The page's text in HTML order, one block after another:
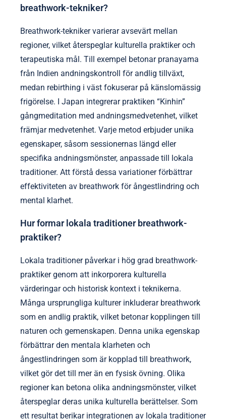
fokuserar på fysiologiska fördelar.
egenskaper, såsom specifika andningsmönster eller
ritualer kopplade till lokala sedvänjor. I vissa kulturer
ses breathwork som en gemensam aktivitet som
främjar sociala band, medan det i andra är en
ensam praktik som syftar till personlig tillväxt.
Att förstå dessa kulturella nyanser kan förbättra
effektiviteten av breathwork för ångestlindring och
mental klarhet, och anpassa praktiker till
individuella behov och bakgrunder.
Vilka är de regionala variationerna i
breathwork-tekniker?
regioner, vilket återspeglar kulturella praktiker och
terapeutiska mål. Till exempel betonar pranayama
medan rebirthing i väst fokuserar på känslomässig
frigörelse. I Japan integrerar praktiken “Kinhin”
gångmeditation med andningsmedvetenhet, vilket
främjar medvetenhet. Varje metod erbjuder unika
egenskaper, såsom sessionernas längd eller
specifika andningsmönster, anpassade till lokala
traditioner. Att förstå dessa variationer förbättrar
effektiviteten av breathwork för ångestlindring och
mental klarhet.
Hur formar lokala traditioner breathwork-
praktiker?